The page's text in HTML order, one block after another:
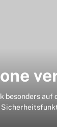
besonders auf